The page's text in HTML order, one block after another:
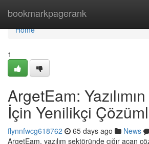
bookmarkpagerank
Home
Home
1
ArgetEam:
İçin Yenilikçi
flynnfwcg618762 65 days ago News
ArgetEam, yazılım sektöründe çığır açan